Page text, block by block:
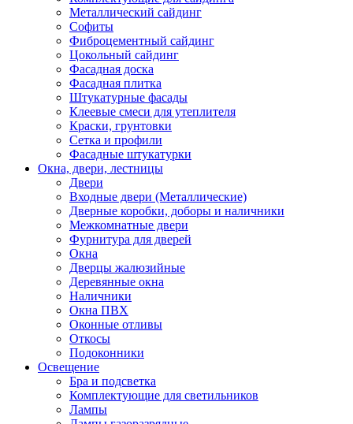
Металлический сайдинг
Софиты
Фиброцементный сайдинг
Цокольный сайдинг
Фасадная доска
Фасадная плитка
Штукатурные фасады
Клеевые смеси для утеплителя
Краски, грунтовки
Сетка и профили
Фасадные штукатурки
Окна, двери, лестницы
Двери
Входные двери (Металлические)
Дверные коробки, доборы и наличники
Межкомнатные двери
Фурнитура для дверей
Окна
Дверцы жалюзийные
Деревянные окна
Наличники
Окна ПВХ
Оконные отливы
Откосы
Подоконники
Освещение
Бра и подсветка
Комплектующие для светильников
Лампы